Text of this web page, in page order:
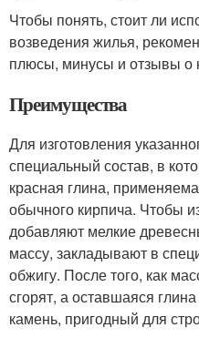
Чтобы понять, стоит ли
возведения жилья,
плюсы, минусы и отзывы о
Преимущества
Для изготовления
специальный состав, в
красная глина,
обычного кирпича. Чтобы
добавляют мелкие
массу, закладывают в
обжигу. После того, как
сгорят, а оставшаяся
камень, пригодный для